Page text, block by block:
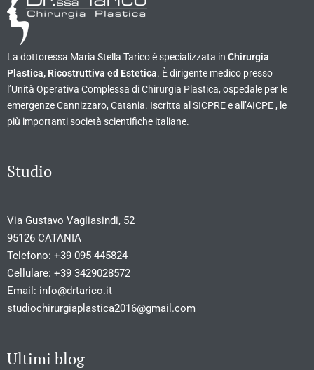
La dottoressa Maria Stella Tarico è specializzata in Chirurgia
Plastica, Ricostruttiva ed Estetica. È dirigente medico presso
l’Unità Operativa Complessa di Chirurgia Plastica, ospedale per le
emergenze Cannizzaro, Catania. Iscritta al SICPRE e all’AICPE , le
più importanti società scientifiche italiane.
Studio
Via Gustavo Vagliasindi, 52
95126 CATANIA
Telefono: +39 095 445824
Cellulare: +39 3429028572
Email: info@drtarico.it
studiochirurgiaplastica2016@gmail.com
Ultimi blog